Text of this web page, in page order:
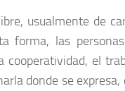
usualmente de
las
el
donde se